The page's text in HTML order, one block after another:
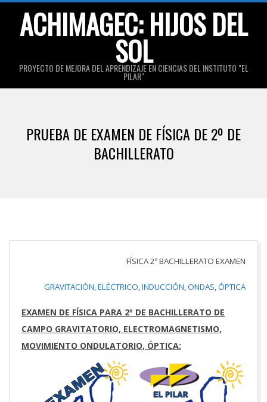
ACHIMAGEC: HIJOS DEL
SOL
PROYECTO DE MEJORA DEL APRENDIZAJE EN CIENCIAS DEL INSTITUTO "EL
PILAR"
MenuPRUEBA DE EXAMEN DE FÍSICA DE 2º DE
BACHILLERATO
FÍSICA 2º BACHILLERATO EXAMEN
GRAVITACIÓN,ELÉCTRICO,INDUCCIÓN,ONDAS,ÓPTICA
EXAMEN DE FÍSICA PARA 2º DE BACHILLERATO DE
CAMPO GRAVITATORIO, ELECTROMAGNETISMO,
MOVIMIENTO ONDULATORIO, ÓPTICA: